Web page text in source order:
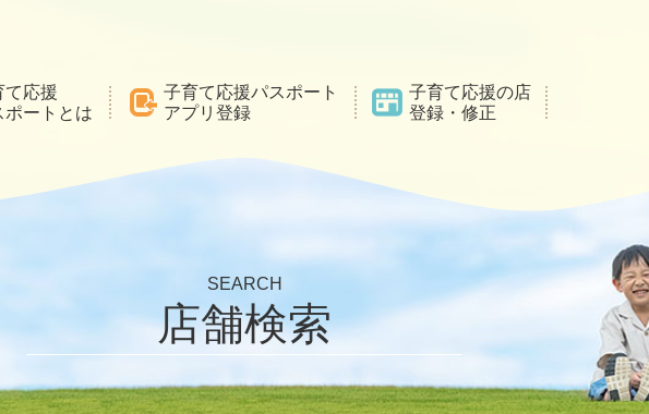
て応援
ポートとは
子育て応援パスポート
アプリ登録
子育て応援の店
登録・修正
SEARCH
店舗検索